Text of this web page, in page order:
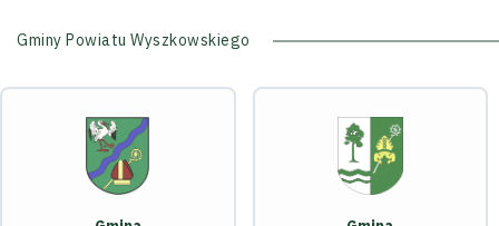
Gminy Powiatu Wyszkowskiego